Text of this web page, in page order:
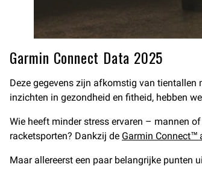
Garmin Connect Data 2025
Deze gegevens zijn afkomstig van tientallen
inzichten in gezondheid en fitheid, hebben
Wie heeft minder stress ervaren – mannen
racketsporten? Dankzij de Garmin Connect™
Maar allereerst een paar belangrijke punten